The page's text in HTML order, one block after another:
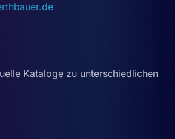
Kataloge zu unterschiedlichen